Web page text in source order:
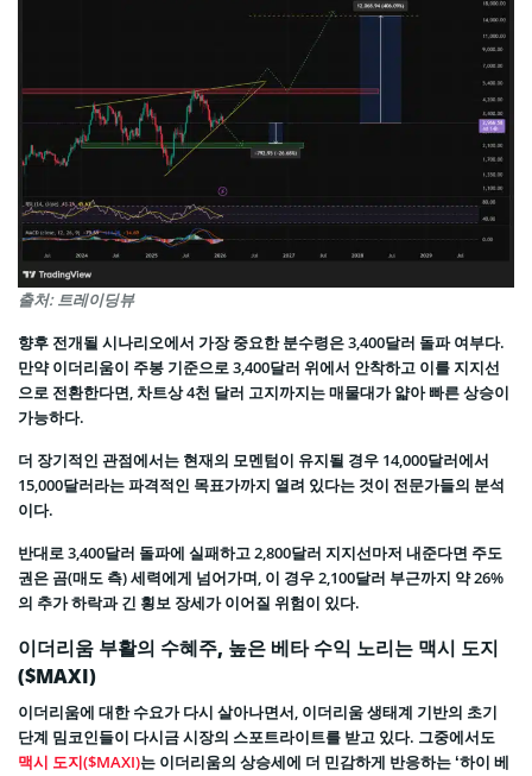
출처: 트레이딩뷰
향후 전개될 시나리오에서 가장 중요한 분수령은 3,400달러 돌파 여부다.
만약 이더리움이 주봉 기준으로 3,400달러 위에서 안착하고 이를 지지선
으로 전환한다면, 차트상 4천 달러 고지까지는 매물대가 얇아 빠른 상승이
가능하다.
더 장기적인 관점에서는 현재의 모멘텀이 유지될 경우 14,000달러에서
15,000달러라는 파격적인 목표가까지 열려 있다는 것이 전문가들의 분석
이다.
반대로 3,400달러 돌파에 실패하고 2,800달러 지지선마저 내준다면 주도
권은 곰(매도 측) 세력에게 넘어가며, 이 경우 2,100달러 부근까지 약 26%
의 추가 하락과 긴 횡보 장세가 이어질 위험이 있다.
이더리움 부활의 수혜주, 높은 베타 수익 노리는 맥시 도지
($MAXI)
이더리움에 대한 수요가 다시 살아나면서, 이더리움 생태계 기반의 초기
단계 밈코인들이 다시금 시장의 스포트라이트를 받고 있다. 그중에서도
맥시 도지($MAXI)는 이더리움의 상승세에 더 민감하게 반응하는 ‘하이 베